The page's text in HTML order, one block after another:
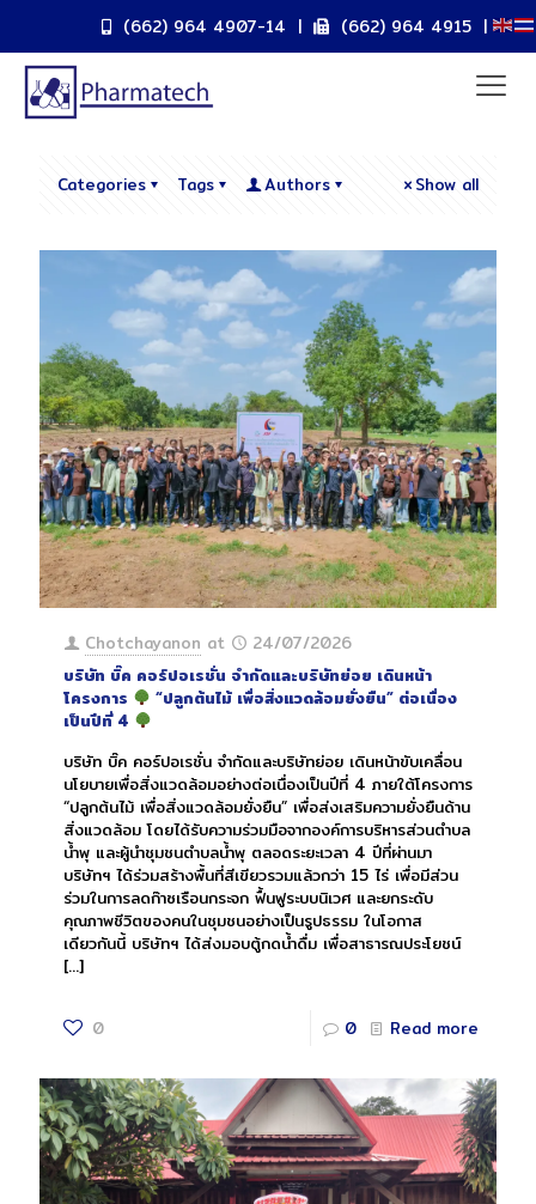
(662) 964 4907-14 | (662) 964 4915 |
Categories Tags Authors Show all
Chotchayanon at
24/07/2026
บริษัท บิ๊ค คอร์ปอเรชั่น จำกัดและบริษัทย่อย เดินหน้า
โครงการ
“ปลูกต้นไม้ เพื่อสิ่งแวดล้อมยั่งยืน” ต่อเนื่อง
เป็นปีที่ 4
บริษัท บิ๊ค คอร์ปอเรชั่น จำกัดและบริษัทย่อย เดินหน้าขับเคลื่อน
นโยบายเพื่อสิ่งแวดล้อมอย่างต่อเนื่องเป็นปีที่ 4 ภายใต้โครงการ
“ปลูกต้นไม้ เพื่อสิ่งแวดล้อมยั่งยืน” เพื่อส่งเสริมความยั่งยืนด้าน
สิ่งแวดล้อม โดยได้รับความร่วมมือจากองค์การบริหารส่วนตำบล
น้ำพุ และผู้นำชุมชนตำบลน้ำพุ ตลอดระยะเวลา 4 ปีที่ผ่านมา
บริษัทฯ ได้ร่วมสร้างพื้นที่สีเขียวรวมแล้วกว่า 15 ไร่ เพื่อมีส่วน
ร่วมในการลดก๊าซเรือนกระจก ฟื้นฟูระบบนิเวศ และยกระดับ
คุณภาพชีวิตของคนในชุมชนอย่างเป็นรูปธรรม ในโอกาส
เดียวกันนี้ บริษัทฯ ได้ส่งมอบตู้กดน้ำดื่ม เพื่อสาธารณประโยชน์
[…]
0 0 Read more